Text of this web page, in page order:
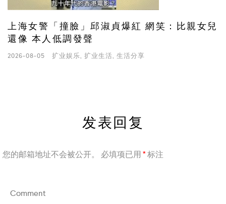
上海女警「撞臉」邱淑貞爆紅 網笑：比親女兒
還像 本人低調發聲
2026-08-05 扩业娱乐, 扩业生活, 生活分享
发表回复
您的邮箱地址不会被公开。 必填项已用 *标注